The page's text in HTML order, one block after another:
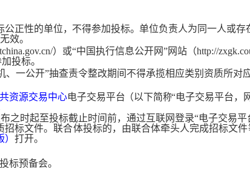
公正性的单位， 不得参加投标。 单位负责人为同一人或存
效。
）或“中国执行信息公开网”网站（http://
投标。
、一公开”抽查责令整改期间不得承揽相应类别资质所对
资源交易中心电子交易平台（以下简称“电子交易平台，
之时起至投标截止时间前，通过互联网登录“电子交易平
招标文件。联合体投标的， 由联合体牵头人完成招标文件
）打开。
标预备会。